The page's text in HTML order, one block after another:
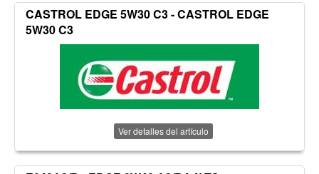
CASTROL EDGE 5W30 C3 - CASTROL EDGE
5W30 C3
Ver detalles del artículo